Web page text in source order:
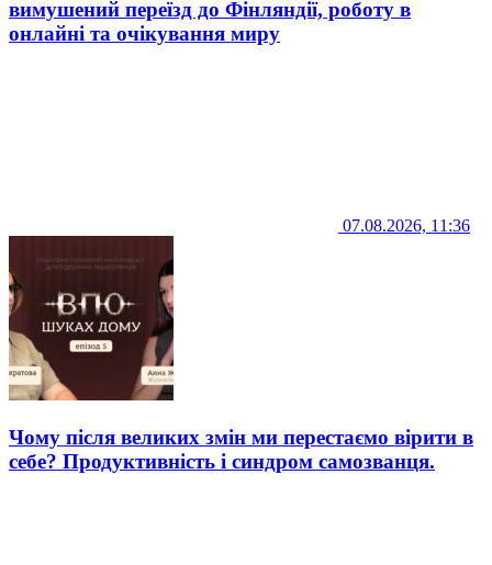
вимушений переїзд до Фінляндії, роботу в
онлайні та очікування миру
07.08.2026, 11:36
Чому після великих змін ми перестаємо вірити в
себе? Продуктивність і синдром самозванця.